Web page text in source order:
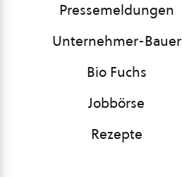
Pressemeldungen
Unternehmer-Bauer
Bio Fuchs
Jobbörse
Rezepte